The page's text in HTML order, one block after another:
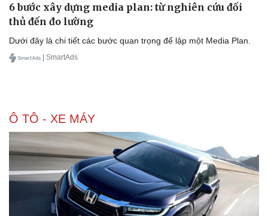
6 bước xây dựng media plan: từ nghiên cứu đối
thủ đến đo lường
Dưới đây là chi tiết các bước quan trọng để lập một Media Plan.
| SmartAds
Ô TÔ - XE MÁY